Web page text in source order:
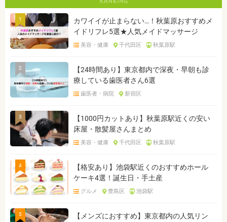
1
カワイイが止まらない…！秋葉原おすすめメ
イドリフレ5選★人気メイドマッサージ
美容・健康 千代田区 秋葉原駅
2
【24時間あり】東京都内で深夜・早朝も診
療している歯医者さん6選
歯医者・病院 新宿区
3
【1000円カットあり】秋葉原駅近くの安い
床屋・散髪屋さんまとめ
美容・健康 千代田区 秋葉原駅
4
【格安あり】池袋駅近くのおすすめホール
ケーキ4選！誕生日・手土産
グルメ 豊島区 池袋駅
5
【メンズにおすすめ】東京都内の人気リン